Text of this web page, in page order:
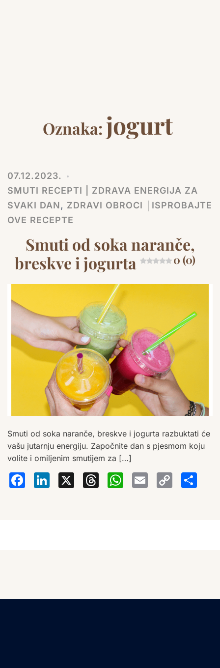
Oznaka: jogurt
07.12.2023.
SMUTI RECEPTI | ZDRAVA ENERGIJA ZA
SVAKI DAN, ZDRAVI OBROCI │ISPROBAJTE
OVE RECEPTE
Smuti od soka naranče,
breskve i jogurta
0 (0)
Smuti od soka naranče, breskve i jogurta razbuktati će
vašu jutarnju energiju. Započnite dan s pjesmom koju
volite i omiljenim smutijem za […]
Facebook
LinkedIn
X Threads
Email